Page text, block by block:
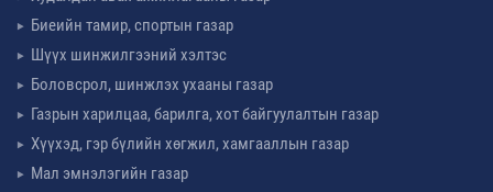
Биеийн тамир, спортын газар
Шүүх шинжилгээний хэлтэс
Боловсрол, шинжлэх ухааны газар
Газрын харилцаа, барилга, хот байгуулалтын газар
Хүүхэд, гэр бүлийн хөгжил, хамгааллын газар
Мал эмнэлэгийн газар